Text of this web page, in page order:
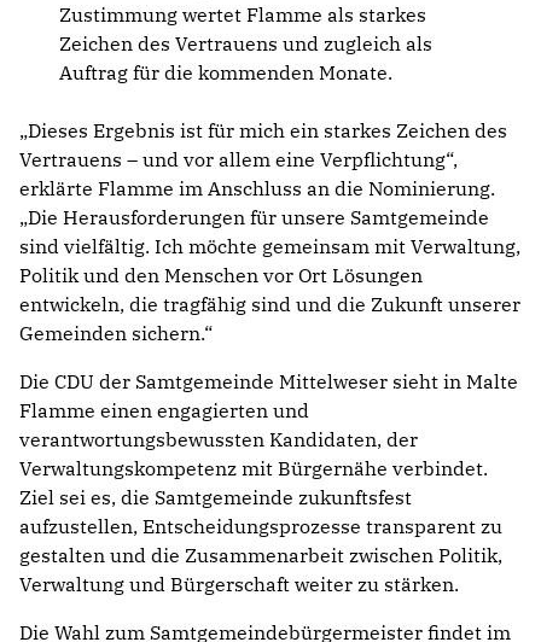
Zustimmung wertet Flamme als starkes
Zeichen des Vertrauens und zugleich als
Auftrag für die kommenden Monate.
„Dieses Ergebnis ist für mich ein starkes Zeichen des
Vertrauens – und vor allem eine Verpflichtung“,
erklärte Flamme im Anschluss an die Nominierung.
„Die Herausforderungen für unsere Samtgemeinde
sind vielfältig. Ich möchte gemeinsam mit Verwaltung,
Politik und den Menschen vor Ort Lösungen
entwickeln, die tragfähig sind und die Zukunft unserer
Gemeinden sichern.“
Die CDU der Samtgemeinde Mittelweser sieht in Malte
Flamme einen engagierten und
verantwortungsbewussten Kandidaten, der
Verwaltungskompetenz mit Bürgernähe verbindet.
Ziel sei es, die Samtgemeinde zukunftsfest
aufzustellen, Entscheidungsprozesse transparent zu
gestalten und die Zusammenarbeit zwischen Politik,
Verwaltung und Bürgerschaft weiter zu stärken.
Die Wahl zum Samtgemeindebürgermeister findet im